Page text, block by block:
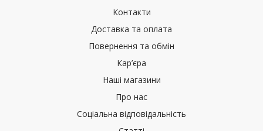
Контакти
Доставка та оплата
Повернення та обмін
Кар’єра
Наші магазини
Про нас
Соціальна відповідальність